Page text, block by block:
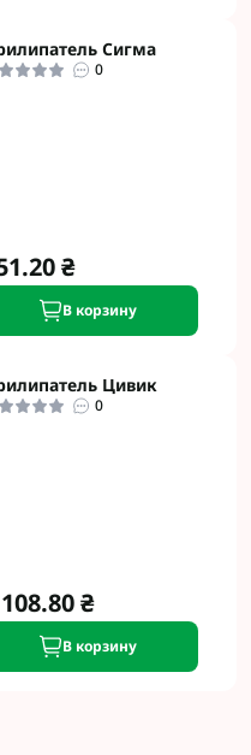
Cигма
0
₴
В корзину
Цивик
0
₴
В корзину